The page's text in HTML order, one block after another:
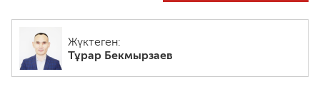
Жүктеген:
Тұрар Бекмырзаев